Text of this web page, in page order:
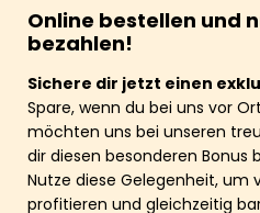
Online bestellen und
bezahlen!
Sichere dir jetzt einen
Spare, wenn du bei uns vor
möchten uns bei unseren
dir diesen besonderen Bonus
Nutze diese Gelegenheit, um
profitieren und gleichzeitig